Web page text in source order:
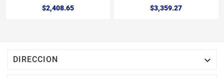
$2,408.65
$3,359.27
DIRECCION 